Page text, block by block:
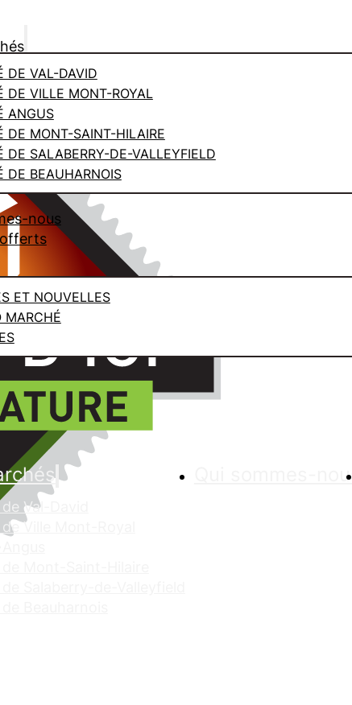
DE VAL-DAVID
DE VILLE MONT-ROYAL
ANGUS
DE MONT-SAINT-HILAIRE
DE SALABERRY-DE-VALLEYFIELD
DE BEAUHARNOIS
nous
ET NOUVELLES
MARCHÉ
Val-David
Ville Mont-Royal
Qui sommes-nous